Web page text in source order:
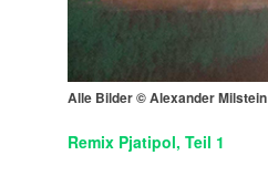
Alle Bilder © Alexander Milstein
Remix Pjatipol, Teil 1